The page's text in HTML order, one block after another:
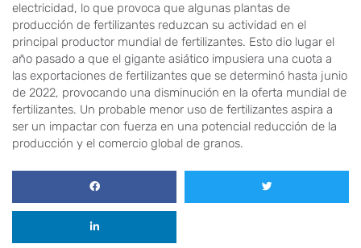
electricidad, lo que provoca que algunas plantas de
producción de fertilizantes reduzcan su actividad en el
principal productor mundial de fertilizantes. Esto dio lugar el
año pasado a que el gigante asiático impusiera una cuota a
las exportaciones de fertilizantes que se determinó hasta junio
de 2022, provocando una disminución en la oferta mundial de
fertilizantes. Un probable menor uso de fertilizantes aspira a
ser un impactar con fuerza en una potencial reducción de la
producción y el comercio global de granos.